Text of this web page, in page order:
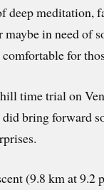
deep meditation,
in need of
for
time trial on
bring forward
(9.8 km at 9.2